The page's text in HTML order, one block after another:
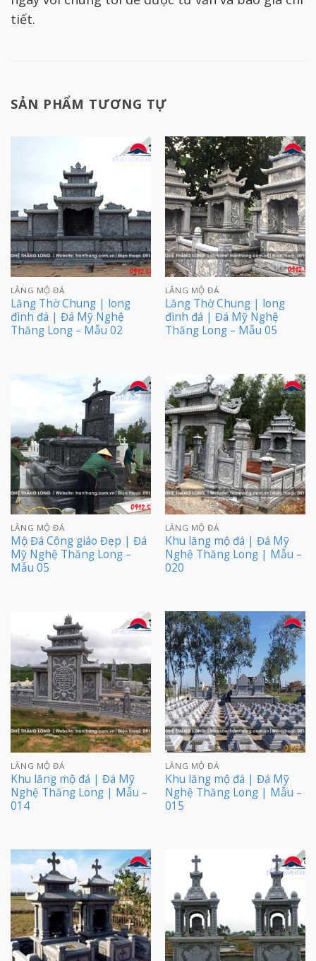
tiết.
SẢN PHẨM TƯƠNG TỰ
LĂNG MỘ ĐÁ
Lăng Thờ Chung | long
đình đá | Đá Mỹ Nghệ
Thăng Long – Mẫu 02
LĂNG MỘ ĐÁ
Lăng Thờ Chung | long
đình đá | Đá Mỹ Nghệ
Thăng Long – Mẫu 05
LĂNG MỘ ĐÁ
Mộ Đá Công giáo Đẹp | Đá
Mỹ Nghệ Thăng Long –
Mẫu 05
LĂNG MỘ ĐÁ
Khu lăng mộ đá | Đá Mỹ
Nghệ Thăng Long | Mẫu –
020
LĂNG MỘ ĐÁ
Khu lăng mộ đá | Đá Mỹ
Nghệ Thăng Long | Mẫu –
014
LĂNG MỘ ĐÁ
Khu lăng mộ đá | Đá Mỹ
Nghệ Thăng Long | Mẫu –
015